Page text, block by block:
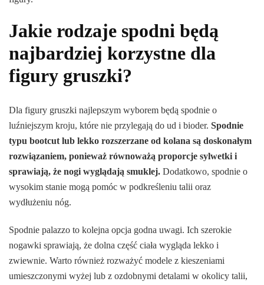
Jakie rodzaje spodni będą
najbardziej korzystne dla
figury gruszki?
Dla figury gruszki najlepszym wyborem będą spodnie o
luźniejszym kroju, które nie przylegają do ud i bioder. Spodnie
typu bootcut lub lekko rozszerzane od kolana są doskonałym
rozwiązaniem, ponieważ równoważą proporcje sylwetki i
sprawiają, że nogi wyglądają smuklej. Dodatkowo, spodnie o
wysokim stanie mogą pomóc w podkreśleniu talii oraz
wydłużeniu nóg.
Spodnie palazzo to kolejna opcja godna uwagi. Ich szerokie
nogawki sprawiają, że dolna część ciała wygląda lekko i
zwiewnie. Warto również rozważyć modele z kieszeniami
umieszczonymi wyżej lub z ozdobnymi detalami w okolicy talii,